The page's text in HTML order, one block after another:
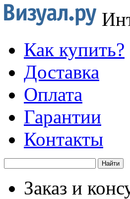
Как купить?
Доставка
Оплата
Гарантии
Контакты
Заказ и